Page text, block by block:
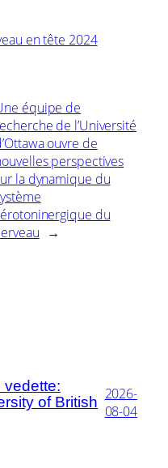
en tête 2024
équipe de
de l’Université
ouvre de
perspectives
la dynamique du
du
→
vedette:
of British 2026-
08-04